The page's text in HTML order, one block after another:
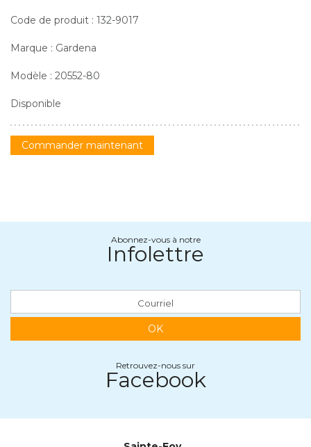
Code de produit : 132-9017
Marque : Gardena
Modèle : 20552-80
Disponible
Commander maintenant
Abonnez-vous à notre
Infolettre
OK
Retrouvez-nous sur
Facebook